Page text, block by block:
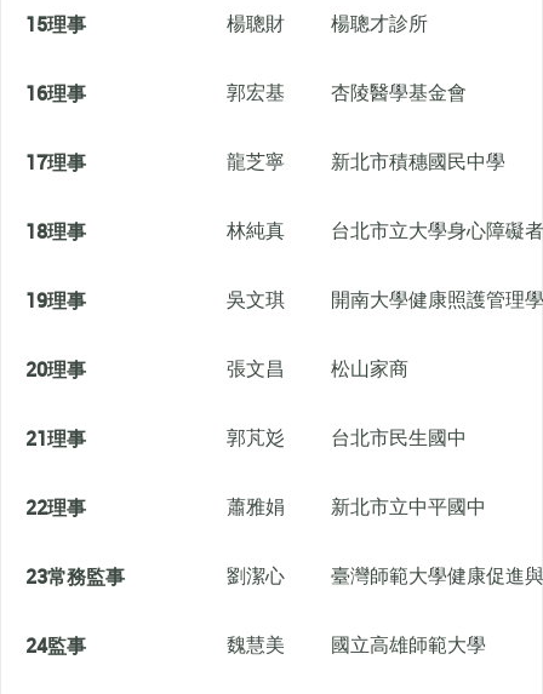
15理事 楊聰財 楊聰才診所
16理事 郭宏基 杏陵醫學基金會
17理事 龍芝寧 新北市積穗國民中學
18理事 林純真 台北市立大學身心障礙
19理事 吳文琪 開南大學健康照護管理
20理事 張文昌 松山家商
21理事 郭芃彣 台北市民生國中
22理事 蕭雅娟 新北市立中平國中
23常務監事 劉潔心 臺灣師範大學健康促進
24監事 魏慧美 國立高雄師範大學